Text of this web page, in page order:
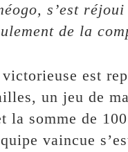
s’est
de la
victorieuse est
un jeu de
la somme de
vaincue